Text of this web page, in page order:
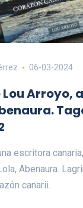
06-03-2024
Lou Arroyo,
escritora
Abenaura.
canarii.